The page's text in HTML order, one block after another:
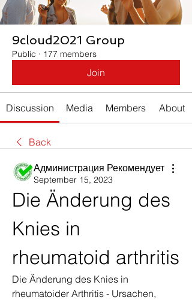
9cloud2021 Group
Public · 177 members
Join
Discussion Media Members About
Back
Администрация Рекомендует
September 15, 2023
Die Änderung des
Knies in
rheumatoid arthritis
Die Änderung des Knies in
rheumatoider Arthritis - Ursachen,